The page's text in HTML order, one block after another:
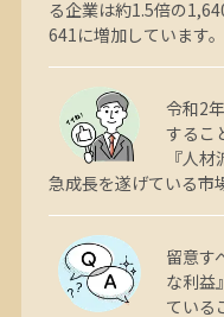
る企業は約1.5倍の
641に増加しています。
令和2
するこ
『人
急成長を遂げている市
留意す
な利益
ている